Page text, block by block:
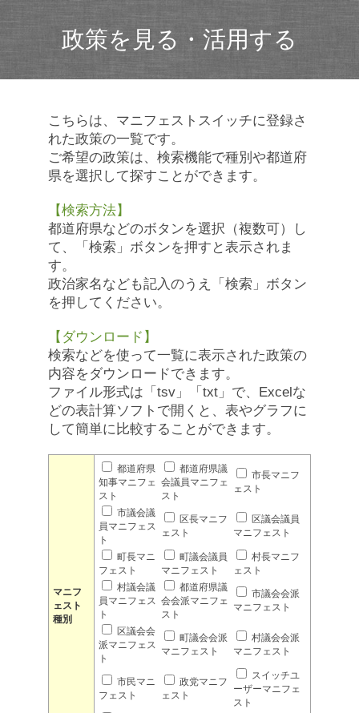
政策を見る・活用する
こちらは、マニフェストスイッチに登録さ
れた政策の一覧です。
ご希望の政策は、検索機能で種別や都道府
県を選択して探すことができます。
【検索方法】
都道府県などのボタンを選択（複数可）し
て、「検索」ボタンを押すと表示されま
す。
政治家名なども記入のうえ「検索」ボタン
を押してください。
【ダウンロード】
検索などを使って一覧に表示された政策の
内容をダウンロードできます。
ファイル形式は「tsv」「txt」で、Excelな
どの表計算ソフトで開くと、表やグラフに
して簡単に比較することができます。
マニフ
ェスト
種別
都道府県
知事マニフェ
スト
都道府県議
会議員マニフェ
スト
市長マニフ
ェスト
市議会議
員マニフェス
ト
区長マニフ
ェスト
区議会議員
マニフェスト
町長マニ
フェスト
町議会議員
マニフェスト
村長マニフ
ェスト
村議会議
員マニフェス
ト
都道府県議
会会派マニフェ
スト
市議会会派
マニフェスト
区議会会
派マニフェス
ト
町議会会派
マニフェスト
村議会会派
マニフェスト
市民マニ
フェスト
政党マニフ
ェスト
スイッチユ
ーザーマニフェ
スト